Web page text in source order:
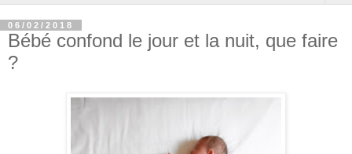
06/02/2018
Bébé confond le jour et la nuit, que faire
?